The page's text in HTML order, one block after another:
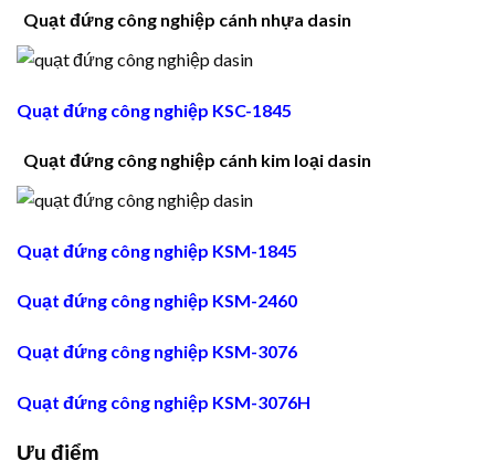
Quạt đứng công nghiệp cánh nhựa dasin
Quạt đứng công nghiệp KSC-1845
Quạt đứng công nghiệp cánh kim loại dasin
Quạt đứng công nghiệp KSM-1845
Quạt đứng công nghiệp KSM-2460
Quạt đứng công nghiệp KSM-3076
Quạt đứng công nghiệp KSM-3076H
Ưu điểm